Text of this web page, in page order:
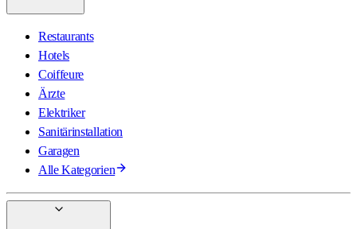
Restaurants
Hotels
Coiffeure
Ärzte
Elektriker
Sanitärinstallation
Garagen
Alle Kategorien